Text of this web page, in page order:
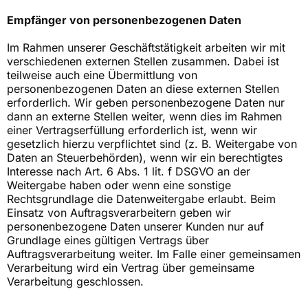
Empfänger von personenbezogenen Daten
Im Rahmen unserer Geschäftstätigkeit arbeiten wir mit
verschiedenen externen Stellen zusammen. Dabei ist
teilweise auch eine Übermittlung von
personenbezogenen Daten an diese externen Stellen
erforderlich. Wir geben personenbezogene Daten nur
dann an externe Stellen weiter, wenn dies im Rahmen
einer Vertragserfüllung erforderlich ist, wenn wir
gesetzlich hierzu verpflichtet sind (z. B. Weitergabe von
Daten an Steuerbehörden), wenn wir ein berechtigtes
Interesse nach Art. 6 Abs. 1 lit. f DSGVO an der
Weitergabe haben oder wenn eine sonstige
Rechtsgrundlage die Datenweitergabe erlaubt. Beim
Einsatz von Auftragsverarbeitern geben wir
personenbezogene Daten unserer Kunden nur auf
Grundlage eines gültigen Vertrags über
Auftragsverarbeitung weiter. Im Falle einer gemeinsamen
Verarbeitung wird ein Vertrag über gemeinsame
Verarbeitung geschlossen.